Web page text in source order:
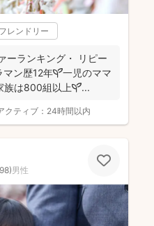
レンドリー
ーランキング・ リピー
ン歴12年🌱一児のママ
族は800組以上🌱...
クティブ： 24時間以内
)男性